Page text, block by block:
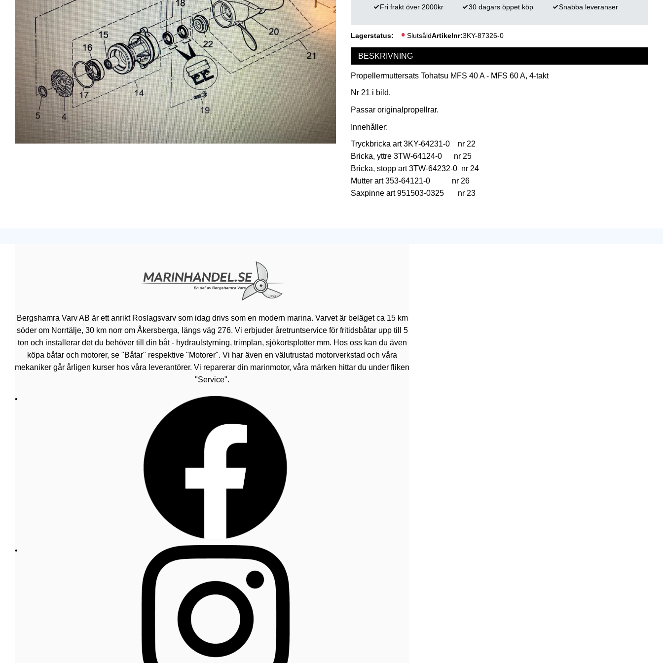
Lagerstatus SlutsåldArtikelnr 3KY-87326-0
Fri frakt över 2000kr 30 dagars öppet köp Snabba leveranser
BESKRIVNING
Propellermuttersats Tohatsu MFS 40 A - MFS 60 A, 4-takt
Nr 21 i bild.
Passar originalpropellrar.
Innehåller:
Tryckbricka art 3KY-64231-0 nr 22
Bricka, yttre 3TW-64124-0 nr 25
Bricka, stopp art 3TW-64232-0 nr 24
Mutter art 353-64121-0 nr 26
Saxpinne art 951503-0325 nr 23
Bergshamra Varv AB är ett anrikt Roslagsvarv som idag drivs som en modern marina. Varvet är beläget ca 15 km
söder om Norrtälje, 30 km norr om Åkersberga, längs väg 276. Vi erbjuder åretruntservice för fritidsbåtar upp till 5
ton och installerar det du behöver till din båt - hydraulstyrning, trimplan, sjökortsplotter mm. Hos oss kan du även
köpa båtar och motorer, se "Båtar" respektive "Motorer". Vi har även en välutrustad motorverkstad och våra
mekaniker går årligen kurser hos våra leverantörer. Vi reparerar din marinmotor, våra märken hittar du under fliken
"Service".